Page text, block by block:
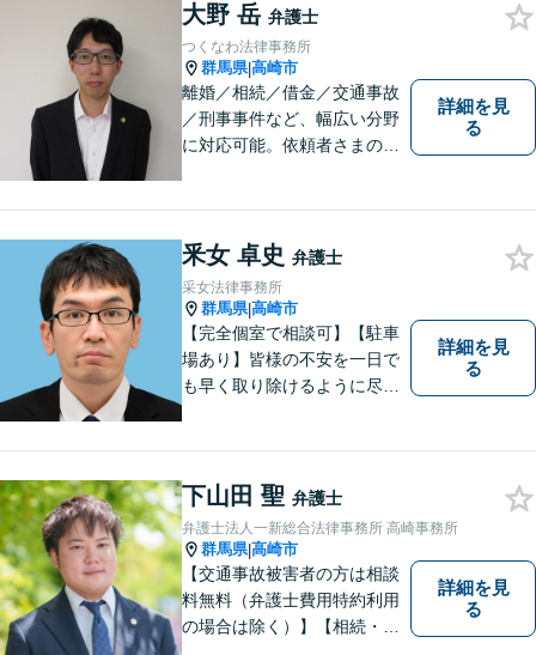
す。お気軽にご相談くださ
い。
大野 岳 弁護士
つくなわ法律事務所
群馬県|高崎市
離婚／相続／借金／交通事故
／刑事事件など、幅広い分野
に対応可能。依頼者さまの状
ご相談ください。【完全個
室】【専用駐車場あり】
詳細を見
る
釆女 卓史 弁護士
采女法律事務所
群馬県|高崎市
【完全個室で相談可】【駐車
場あり】皆様の不安を一日で
も早く取り除けるように尽力
す。 ※お電話やメールでの無
料法律相談は行っておりませ
ん。
詳細を見
る
下山田 聖 弁護士
弁護士法人一新総合法律事務所 高崎事務所
群馬県|高崎市
【交通事故被害者の方は相談
料無料（弁護士費用特約利用
の場合は除く）】【相続・債
詳細を見
る